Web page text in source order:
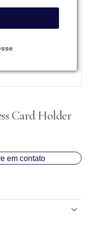
Card Holder
em contato